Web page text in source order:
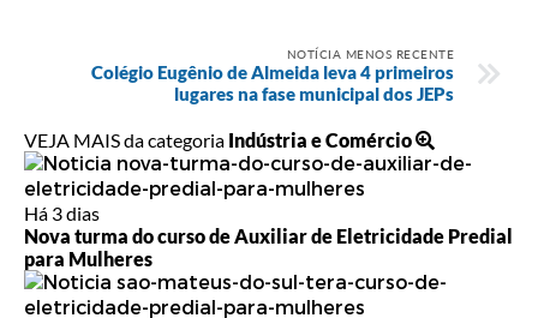
NOTÍCIA MENOS RECENTE
Colégio Eugênio de Almeida leva 4 primeiros
lugares na fase municipal dos JEPs
VEJA MAIS da categoria Indústria e Comércio
Há 3 dias
Nova turma do curso de Auxiliar de Eletricidade Predial
para Mulheres